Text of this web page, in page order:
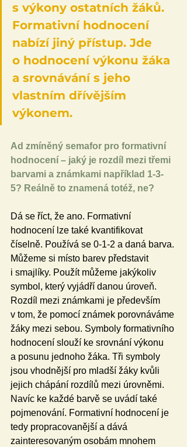
s výkony ostatních žáků.
Formativní hodnocení
nabízí jiný přístup. Jde
o hodnocení výkonu žáka
a srovnávání s jeho
vlastním dřívějším
výkonem.
Ad zmíněný semafor pro formativní
hodnocení – jaký je rozdíl mezi třemi
barvami a známkami například 1-3-
5? Reálně to znamená totéž, ne?
Dá se říct, že ano. Formativní
hodnocení lze také kvantifikovat
číselně. Používá se 0-1-2 a daná barva.
Můžeme si místo barev představit
i smajlíky. Použít můžeme jakýkoliv
symbol, který vyjádří danou úroveň.
Rozdíl mezi známkami je především
v tom, že pomocí známek porovnáváme
žáky mezi sebou. Symboly formativního
hodnocení slouží ke srovnání výkonu
a posunu jednoho žáka. Tři symboly
jsou vhodnější pro mladší žáky kvůli
jejich chápání rozdílů mezi úrovněmi.
Navíc ke každé barvě se uvádí také
pojmenování. Formativní hodnocení je
tedy propracovanější a dává
zainteresovaným osobám mnohem